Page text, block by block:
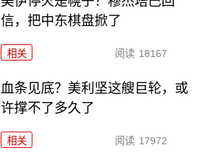
信，把中东棋盘掀了
相关 阅读 18167
血条见底？美利坚这艘巨轮，或
许撑不了多久了
相关 阅读 17972